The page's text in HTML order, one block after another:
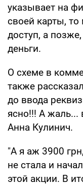
указывает на
своей карты,
доступ, а
деньги.
О схеме в
также
до ввода
ясно!!! А жаль...
Анна Кулинич.
"А я аж 3900
не стала и
этой акции. В